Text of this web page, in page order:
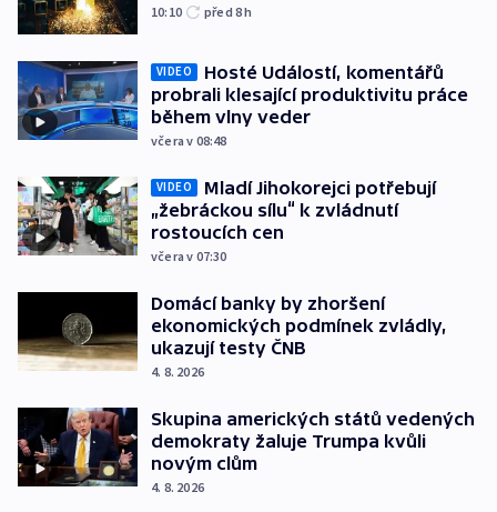
10:10 před 8h
VIDEO
Hosté Událostí, komentářů
probrali klesající produktivitu práce
během vlny veder
včera v 08:48
VIDEO
Mladí Jihokorejci potřebují
„žebráckou sílu“ k zvládnutí
rostoucích cen
včera v 07:30
Domácí banky by zhoršení
ekonomických podmínek zvládly,
ukazují testy ČNB
4. 8. 2026
Skupina amerických států vedených
demokraty žaluje Trumpa kvůli
novým clům
4. 8. 2026